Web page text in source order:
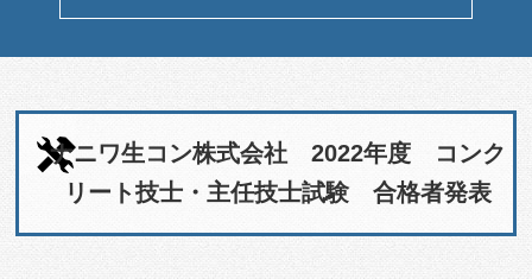
ナニワ生コン株式会社 2022年度 コンク
リート技士・主任技士試験 合格者発表